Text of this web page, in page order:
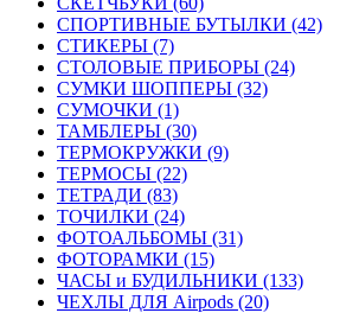
СПОРТИВНЫЕ БУТЫЛКИ (42)
СТИКЕРЫ (7)
СТОЛОВЫЕ ПРИБОРЫ (24)
СУМКИ ШОППЕРЫ (32)
СУМОЧКИ (1)
ТАМБЛЕРЫ (30)
ТЕРМОКРУЖКИ (9)
ТЕРМОСЫ (22)
ТЕТРАДИ (83)
ТОЧИЛКИ (24)
ФОТОАЛЬБОМЫ (31)
ФОТОРАМКИ (15)
ЧАСЫ и БУДИЛЬНИКИ (133)
ЧЕХЛЫ ДЛЯ Airpods (20)